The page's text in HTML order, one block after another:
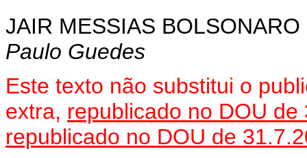
JAIR MESSIAS BOLSONARO
Paulo Guedes
Este texto não substitui o
extra, republicado no DOU de
republicado no DOU de